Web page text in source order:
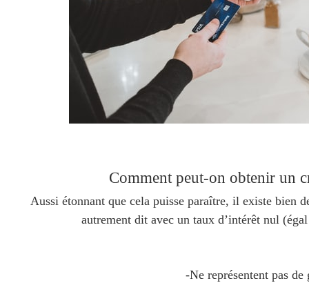
Comment peut-on obtenir un
Aussi étonnant que cela puisse paraître, il existe bien
autrement dit avec un taux d’intérêt nul
-Ne représentent pas de